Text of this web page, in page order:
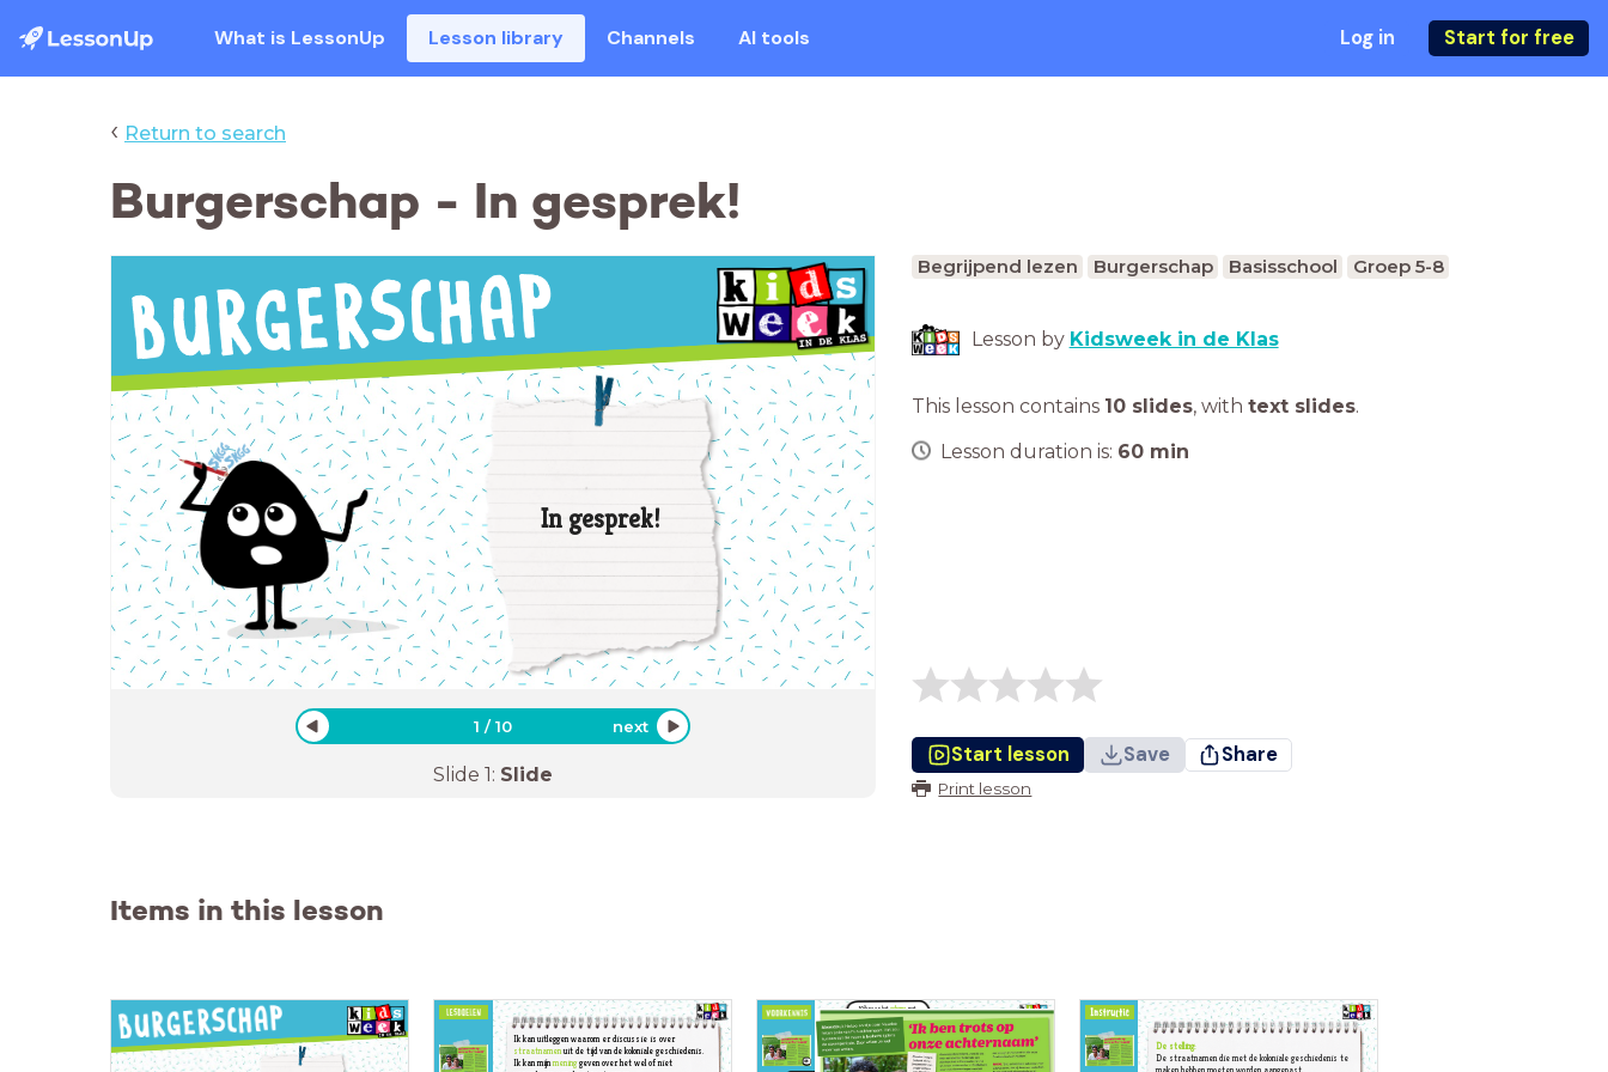
What is LessonUp Lesson library Channels AI tools Log in Start for free
‹ Return to search
Burgerschap - In gesprek!
In gesprek!
1 /10 next
Slide 1: Slide
Begrijpend lezen Burgerschap Basisschool Groep 5-8
Lesson by Kidsweek in de Klas
This lesson contains 10 slides, with text slides.
Lesson duration is: 60 min
Start lesson Save Share
Print lesson
Items in this lesson
Ik kan uitleggen waarom er discussie is over
straatnamenuit de tijd van de koloniale geschiedenis.
Ik kan mijnmeninggeven over het wel of niet
Kijk naarhetschemamet
argumenten dat je bij de
tekstgerichte vragen van de
vorige les hebt ingevuld.
De stelling:
De straatnamen die met de koloniale geschiedenis te